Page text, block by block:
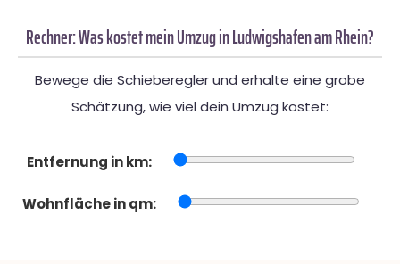
Rechner: Was kostet mein Umzug in Ludwigshafen am Rhein?
Bewege die Schieberegler und erhalte eine grobe
Schätzung, wie viel dein Umzug kostet:
Entfernung in km:
Wohnfläche in qm: